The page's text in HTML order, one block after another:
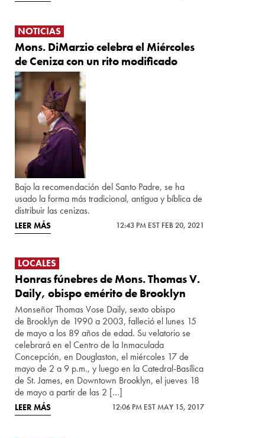
NOTICIAS
Mons. DiMarzio celebra el Miércoles
de Ceniza con un rito modificado
Bajo la recomendación del Santo Padre, se ha
usado la forma más tradicional, antigua y bíblica de
distribuir las cenizas.
LEER MÁS 12:43 PM EST FEB 20, 2021
LOCALES
Honras fúnebres de Mons. Thomas V.
Daily, obispo emérito de Brooklyn
Monseñor Thomas Vose Daily, sexto obispo
de Brooklyn de 1990 a 2003, falleció el lunes 15
de mayo a los 89 años de edad. Su velatorio se
celebrará en el Centro de la Inmaculada
Concepción, en Douglaston, el miércoles 17 de
mayo de 2 a 9 p.m., y luego en la Catedral-Basílica
de St. James, en Downtown Brooklyn, el jueves 18
de mayo a partir de las 2 […]
LEER MÁS 12:06 PM EST MAY 15, 2017